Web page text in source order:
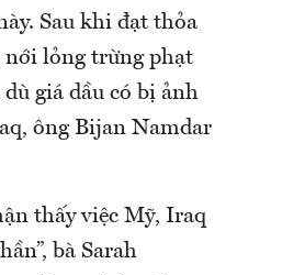
Sau khi đạt thỏa
nới lỏng trừng phạt
giá dầu có bị ảnh
ông Bijan Namdar
thấy việc Mỹ, Iraq
bà Sarah